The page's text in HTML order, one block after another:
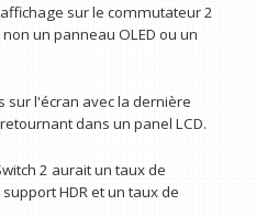
sur le commutateur 2
un panneau OLED ou un
sur l'écran avec la dernière
dans un panel LCD.
2 aurait un taux de
HDR et un taux de